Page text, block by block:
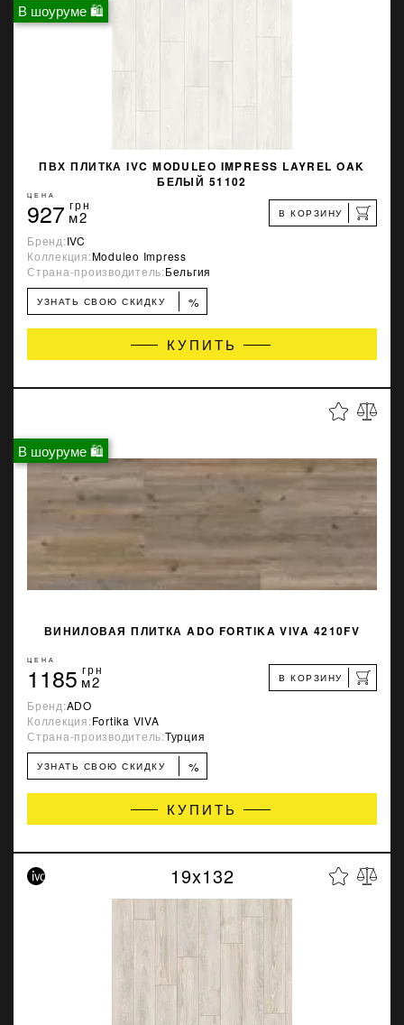
В шоуруме 🛍
ПВХ ПЛИТКА IVC MODULEO IMPRESS LAYREL OAK
БЕЛЫЙ 51102
ЦЕНА
927 грн
м2 В КОРЗИНУ
Бренд:IVC
Коллекция:Moduleo Impress
Страна-производитель:Бельгия
УЗНАТЬ СВОЮ СКИДКУ %
КУПИТЬ
В шоуруме 🛍
ВИНИЛОВАЯ ПЛИТКА ADO FORTIKA VIVA 4210FV
ЦЕНА
1185 грн
м2 В КОРЗИНУ
Бренд:ADO
Коллекция:Fortika VIVA
Страна-производитель:Турция
УЗНАТЬ СВОЮ СКИДКУ %
КУПИТЬ
19x132